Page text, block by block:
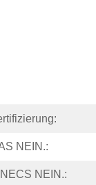
NEIN.:
NEIN.: